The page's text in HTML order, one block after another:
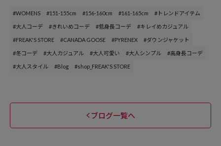
#WOMENS #151-155cm #156-160cm #161-165cm #トレンドアイテム
#大人コーデ #きれいめコーデ #低身長コーデ #キレイめカジュアル
#FREAK'S STORE #CANADA GOOSE #PYRENEX #ダウンジャケット
#冬コーデ #大人カジュアル #大人可愛い #大人シンプル #高身長コーデ
#大人スタイル #Blog #shop_FREAK'S STORE
ブログ一覧へ